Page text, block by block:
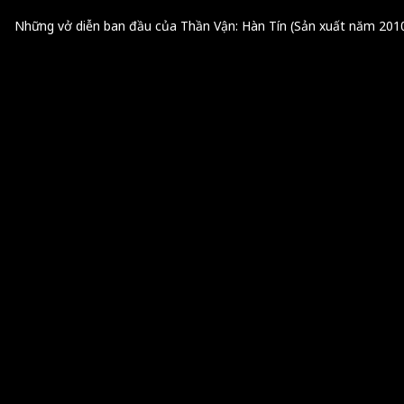
Những vở diễn ban đầu của Thần Vận: Hàn Tín (Sản xuất năm